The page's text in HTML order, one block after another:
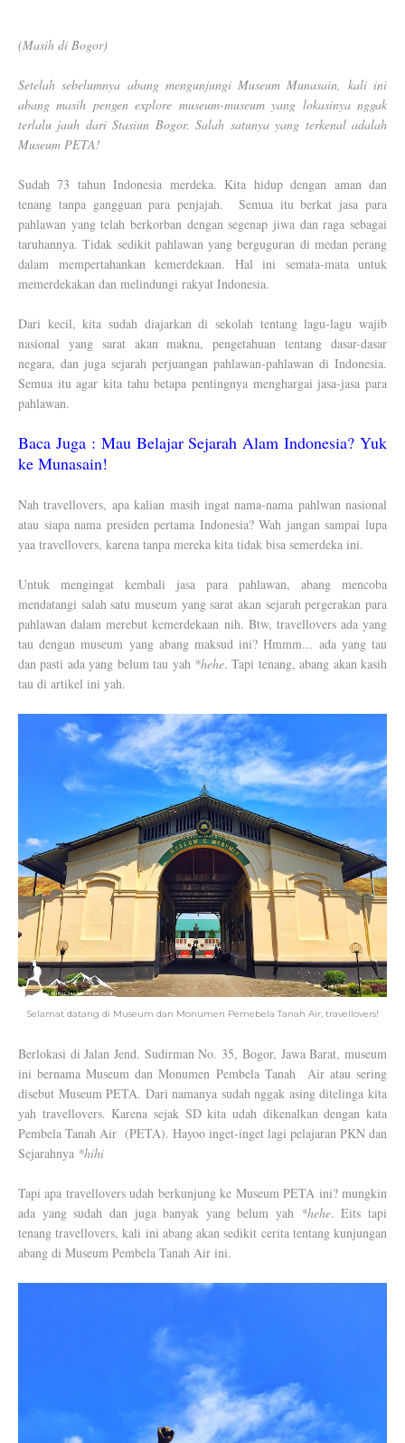
(Masih di Bogor)
Setelah sebelumnya abang mengunjungi Museum Munasain, kali ini
abang masih pengen explore museum-museum yang lokasinya nggak
terlalu jauh dari Stasiun Bogor. Salah satunya yang terkenal adalah
Museum PETA!
Sudah 73 tahun Indonesia merdeka. Kita hidup dengan aman dan
tenang tanpa gangguan para penjajah. Semua itu berkat jasa para
pahlawan yang telah berkorban dengan segenap jiwa dan raga sebagai
taruhannya. Tidak sedikit pahlawan yang berguguran di medan perang
dalam mempertahankan kemerdekaan. Hal ini semata-mata untuk
memerdekakan dan melindungi rakyat Indonesia.
Dari kecil, kita sudah diajarkan di sekolah tentang lagu-lagu wajib
nasional yang sarat akan makna, pengetahuan tentang dasar-dasar
negara, dan juga sejarah perjuangan pahlawan-pahlawan di Indonesia.
Semua itu agar kita tahu betapa pentingnya menghargai jasa-jasa para
pahlawan.
Baca Juga : Mau Belajar Sejarah Alam Indonesia? Yuk
ke Munasain!
Nah travellovers, apa kalian masih ingat nama-nama pahlwan nasional
atau siapa nama presiden pertama Indonesia? Wah jangan sampai lupa
yaa travellovers, karena tanpa mereka kita tidak bisa semerdeka ini.
Untuk mengingat kembali jasa para pahlawan, abang mencoba
mendatangi salah satu museum yang sarat akan sejarah pergerakan para
pahlawan dalam merebut kemerdekaan nih. Btw, travellovers ada yang
tau dengan museum yang abang maksud ini? Hmmm... ada yang tau
dan pasti ada yang belum tau yah *hehe. Tapi tenang, abang akan kasih
tau di artikel ini yah.
Selamat datang di Museum dan Monumen Pemebela Tanah Air, travellovers!
Berlokasi di Jalan Jend. Sudirman No. 35, Bogor, Jawa Barat, museum
ini bernama Museum dan Monumen Pembela Tanah Air atau sering
disebut Museum PETA. Dari namanya sudah nggak asing ditelinga kita
yah travellovers. Karena sejak SD kita udah dikenalkan dengan kata
Pembela Tanah Air (PETA). Hayoo inget-inget lagi pelajaran PKN dan
Sejarahnya *hihi
Tapi apa travellovers udah berkunjung ke Museum PETA ini? mungkin
ada yang sudah dan juga banyak yang belum yah *hehe. Eits tapi
tenang travellovers, kali ini abang akan sedikit cerita tentang kunjungan
abang di Museum Pembela Tanah Air ini.